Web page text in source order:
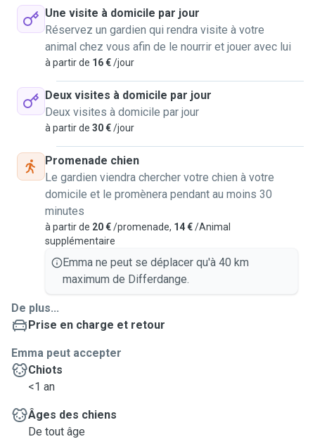
Une visite à domicile par jour
Réservez un gardien qui rendra visite à votre
animal chez vous afin de le nourrir et jouer avec lui
à partir de 16 €/jour
Deux visites à domicile par jour
Deux visites à domicile par jour
à partir de 30 €/jour
Promenade chien
Le gardien viendra chercher votre chien à votre
domicile et le promènera pendant au moins 30
minutes
à partir de 20 €/promenade, 14 €/Animal
supplémentaire
Emma ne peut se déplacer qu'à 40 km
maximum de Differdange.
De plus...
Prise en charge et retour
Emma peut accepter
Chiots
<1 an
Âges des chiens
De tout âge